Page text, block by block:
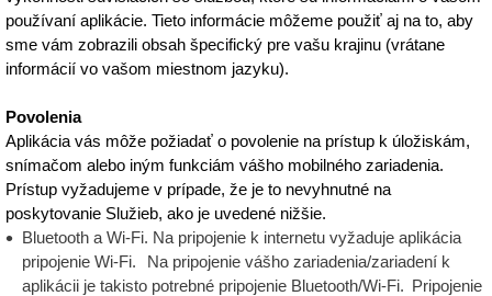
používaní aplikácie. Tieto informácie môžeme použiť aj na to, aby
sme vám zobrazili obsah špecifický pre vašu krajinu (vrátane
informácií vo vašom miestnom jazyku).
Povolenia
Aplikácia vás môže požiadať o povolenie na prístup k úložiskám,
snímačom alebo iným funkciám vášho mobilného zariadenia.
Prístup vyžadujeme v prípade, že je to nevyhnutné na
poskytovanie Služieb, ako je uvedené nižšie.
Bluetooth a Wi-Fi. Na pripojenie k internetu vyžaduje aplikácia
pripojenie Wi-Fi. Na pripojenie vášho zariadenia/zariadení k
aplikácii je takisto potrebné pripojenie Bluetooth/Wi-Fi. Pripojenie